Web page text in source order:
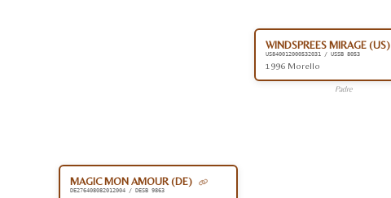
MAGIC MON AMOUR (DE)
DE276408082012004 / DESB 9863
WINDSPREES MIRAGE (US)
US840012000532031 / USSB 8053
1996 Morello
Padre